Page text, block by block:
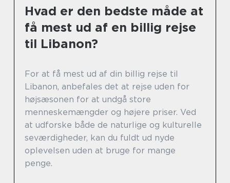
Hvad er den bedste måde at
få mest ud af en billig rejse
til Libanon?
For at få mest ud af din billig rejse til
Libanon, anbefales det at rejse uden for
højsæsonen for at undgå store
menneskemængder og højere priser. Ved
at udforske både de naturlige og kulturelle
seværdigheder, kan du fuldt ud nyde
oplevelsen uden at bruge for mange
penge.